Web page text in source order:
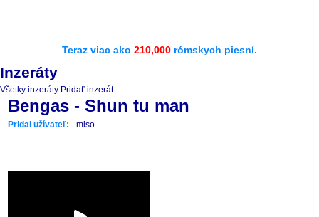
Teraz viac ako 210,000 rómskych piesní.
Inzeráty
Všetky inzeráty Pridať inzerát
Bengas - Shun tu man
Pridal užívateľ: miso